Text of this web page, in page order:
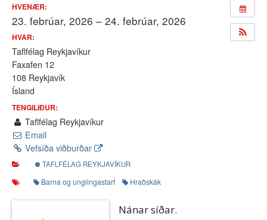
HVENÆR:
23. febrúar, 2026 – 24. febrúar, 2026
HVAR:
Taflfélag Reykjavíkur
Faxafen 12
108 Reykjavík
Ísland
TENGILIÐUR:
Taflfélag Reykjavíkur
Email
Vefsíða viðburðar
TAFLFÉLAG REYKJAVÍKUR
Barna og unglingastarf Hraðskák
Nánar síðar.